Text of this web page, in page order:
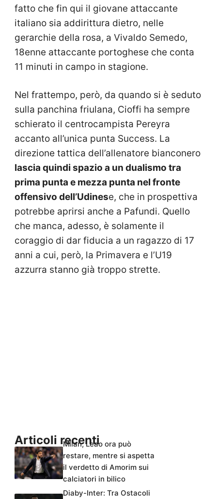
fatto che fin qui il giovane attaccante
italiano sia addirittura dietro, nelle
gerarchie della rosa, a Vivaldo Semedo,
18enne attaccante portoghese che conta
11 minuti in campo in stagione.
Nel frattempo, però, da quando si è seduto
sulla panchina friulana, Cioffi ha sempre
schierato il centrocampista Pereyra
accanto all’unica punta Success. La
direzione tattica dell’allenatore bianconero
lascia quindi spazio a un dualismo tra
prima punta e mezza punta nel fronte
offensivo dell’Udinese, che in prospettiva
potrebbe aprirsi anche a Pafundi. Quello
che manca, adesso, è solamente il
coraggio di dar fiducia a un ragazzo di 17
anni a cui, però, la Primavera e l’U19
azzurra stanno già troppo strette.
Articoli recenti
Milan, Leao ora può
restare, mentre si aspetta
il verdetto di Amorim sui
calciatori in bilico
Diaby-Inter: Tra Ostacoli